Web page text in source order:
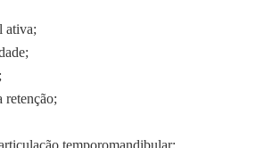
ativa;
retenção;